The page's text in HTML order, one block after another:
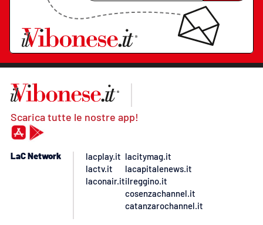
Scarica tutte le nostre app!
LaC Network
lacplay.it
lactv.it
laconair.it
lacitymag.it
lacapitalenews.it
ilreggino.it
cosenzachannel.it
catanzarochannel.it